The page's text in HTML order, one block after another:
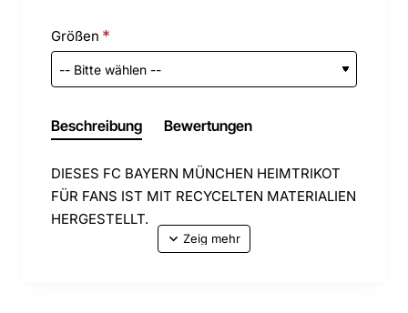
Größen
Beschreibung Bewertungen
DIESES FC BAYERN MÜNCHEN HEIMTRIKOT
FÜR FANS IST MIT RECYCELTEN MATERIALIEN
HERGESTELLT.